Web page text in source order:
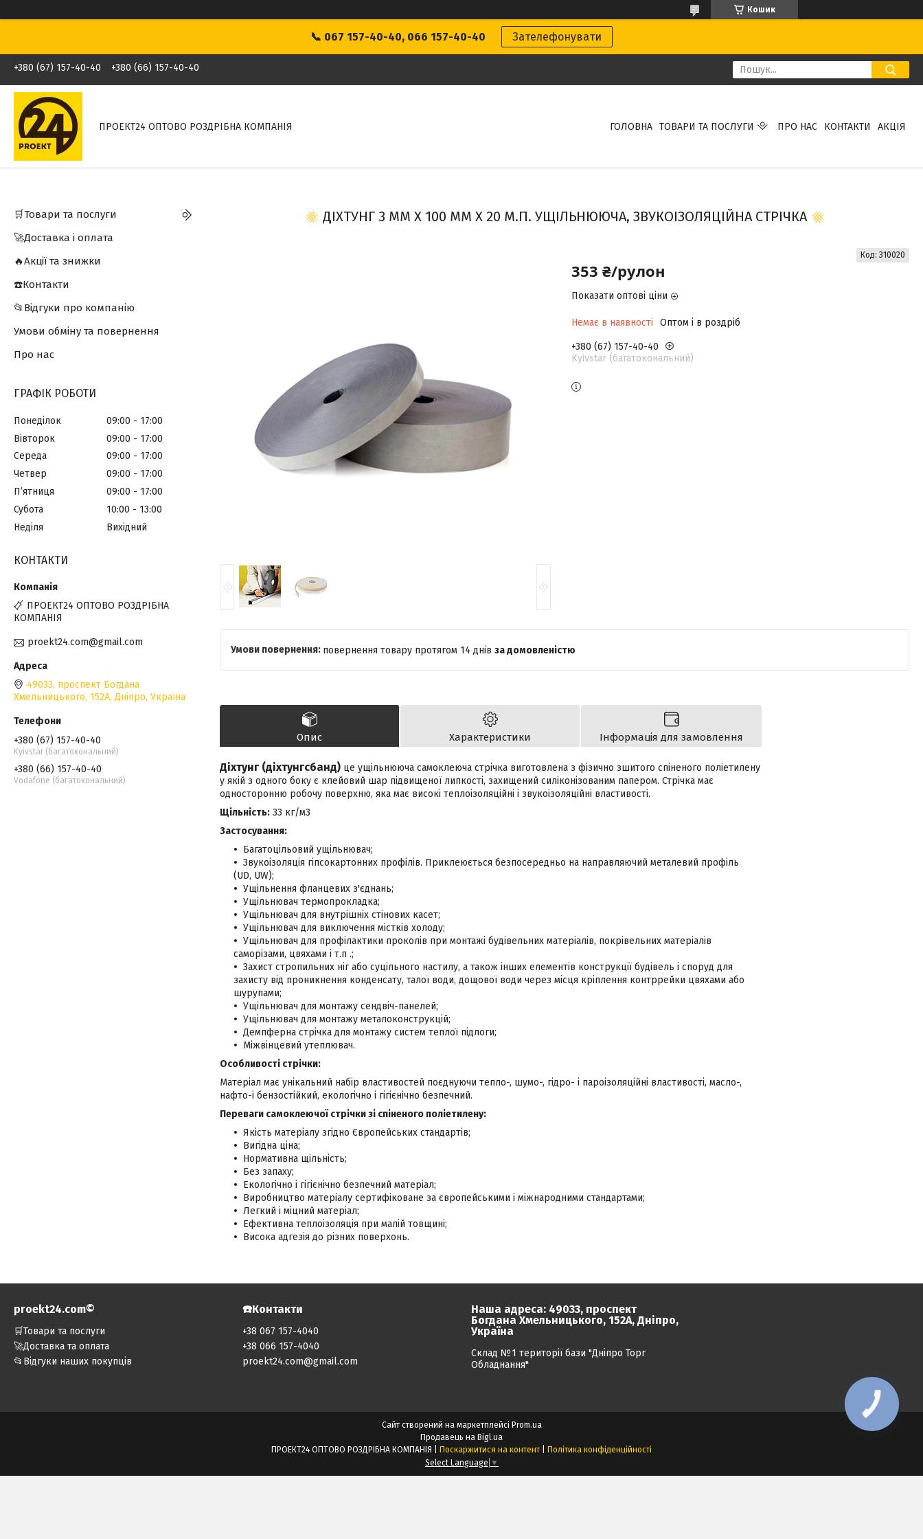
Кошик
📞 067 157-40-40, 066 157-40-40 Зателефонувати
+380 (67) 157-40-40 +380 (66) 157-40-40
ПРОЕКТ24 ОПТОВО РОЗДРІБНА КОМПАНІЯ ГОЛОВНА ТОВАРИ ТА ПОСЛУГИ ПРО НАС КОНТАКТИ АКЦІЯ
ДІХТУНГ 3 ММ Х 100 ММ Х 20 М.П. УЩІЛЬНЮЮЧА, ЗВУКОІЗОЛЯЦІЙНА СТРІЧКА
353 ₴/рулон
Показати оптові ціни
Немає в наявності Оптом і в роздріб
Код: 310020
+380 (67) 157-40-40
Kyivstar (багатокональний)
повернення товару протягом 14 днів за домовленістю
Опис Характеристики Інформація для замовлення
Діхтунг (діхтунгсбанд) це ущільнююча самоклеюча стрічка виготовлена з фізично зшитого спіненого поліетилену
у якій з одного боку є клейовий шар підвищеної липкості, захищений силіконізованим папером. Стрічка має
односторонню робочу поверхню, яка має високі теплоізоляційні і звукоізоляційні властивості.
Щільність: 33 кг/м3
Застосування:
Багатоцільовий ущільнювач;
Звукоізоляція гіпсокартонних профілів. Приклеюється безпосередньо на направляючий металевий профіль
(UD, UW);
Ущільнення фланцевих з'єднань;
Ущільнювач термопрокладка;
Ущільнювач для внутрішніх стінових касет;
Ущільнювач для виключення містків холоду;
Ущільнювач для профілактики проколів при монтажі будівельних матеріалів, покрівельних матеріалів
саморізами, цвяхами і т.п .;
Захист стропильних ніг або суцільного настилу, а також інших елементів конструкції будівель і споруд для
захисту від проникнення конденсату, талої води, дощової води через місця кріплення контррейки цвяхами або
шурупами;
Ущільнювач для монтажу сендвіч-панелей;
Ущільнювач для монтажу металоконструкцій;
Демпферна стрічка для монтажу систем теплої підлоги;
Міжвінцевий утеплювач.
Особливості стрічки:
Матеріал має унікальний набір властивостей поєднуючи тепло-, шумо-, гідро- і пароізоляційні властивості, масло-,
нафто-і бензостійкий, екологічно і гігієнічно безпечний.
Переваги самоклеючої стрічки зі спіненого поліетилену:
Якість матеріалу згідно Європейських стандартів;
Вигідна ціна;
Нормативна щільність;
Без запаху;
Екологічно і гігієнічно безпечний матеріал;
Виробництво матеріалу сертифіковане за європейськими і міжнародними стандартами;
Легкий і міцний матеріал;
Ефективна теплоізоляція при малій товщині;
Висока адгезія до різних поверхонь.
🛒Товари та послуги
🚀Доставка і оплата
🔥Акції та знижки
☎️Контакти
📂Відгуки про компанію
Умови обміну та повернення
Про нас
ГРАФІК РОБОТИ
Понеділок 09:00
17:00
Вівторок
09:00
17:00
Середа
09:00
17:00
Четвер
09:00
17:00
Пʼятниця
09:00
17:00
Субота
10:00
13:00
Неділя
Вихідний
КОНТАКТИ
ПРОЕКТ24 ОПТОВО РОЗДРІБНА
КОМПАНІЯ
proekt24.com@gmail.com
49033, проспект Богдана
Хмельницького, 152А, Дніпро, Україна
+380 (67) 157-40-40
Kyivstar (багатокональний)
+380 (66) 157-40-40
Vodafone (багатокональний)
proekt24.com©️
🛒Товари та послуги
🚀Доставка та оплата
📂Відгуки наших покупців
☎️Контакти
+38 067 157-4040
+38 066 157-4040
proekt24.com@gmail.com
Наша адреса: 49033, проспект
Богдана Хмельницького, 152А, Дніпро,
Україна
Склад №1 території бази "Дніпро Торг
Обладнання"
Сайт створений на маркетплейсі Prom.ua
Продавець на Bigl.ua
Поскаржитися на контент
Політика конфіденційності
Select Language ▼
КНОПКА
ЗВ'ЯЗКУ